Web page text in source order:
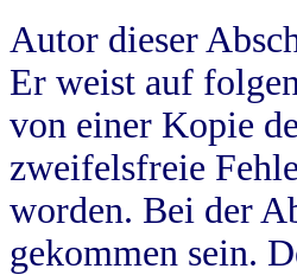
Autor dieser
Er weist auf
von einer Kopie
zweifelsfreie
worden. Bei der
gekommen sein.